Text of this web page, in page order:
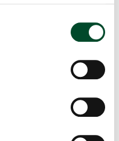
domowników, który
szpitalu – teraz
korony, tort i
zaśpiewali pieśń